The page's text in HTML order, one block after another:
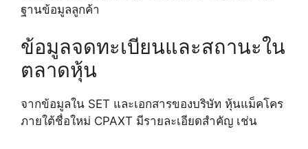
ฐานข้อมูลลูกค้า
ข้อมูลจดทะเบียนและสถานะใน
ตลาดหุ้น
จากข้อมูลใน SET และเอกสารของบริษัท หุ้นแม็คโคร
ภายใต้ชื่อใหม่ CPAXT มีรายละเอียดสำคัญ เช่น